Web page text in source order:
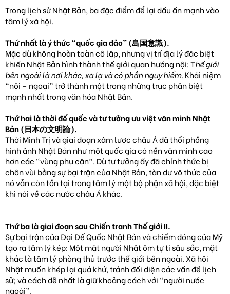
Trong lịch sử Nhật Bản, ba đặc điểm để lại dấu ấn mạnh vào
tâm lý xã hội.
Thứ nhất là ý thức “quốc gia đảo” (島国意識).
Mặc dù không hoàn toàn cô lập, nhưng vị trí địa lý đặc biệt
khiến Nhật Bản hình thành thế giới quan hướng nội: Thế giới
bên ngoài là nơi khác, xa lạ và có phần nguy hiểm. Khái niệm
“nội – ngoại” trở thành một trong những trục phân biệt
mạnh nhất trong văn hóa Nhật Bản.
Thứ hai là thời đế quốc và tư tưởng ưu việt văn minh Nhật
Bản (日本の文明論).
Thời Minh Trị và giai đoạn xâm lược châu Á đã thổi phồng
hình ảnh Nhật Bản như một quốc gia có nền văn minh cao
hơn các “vùng phụ cận”. Dù tư tưởng ấy đã chính thức bị
chôn vùi bằng sự bại trận của Nhật Bản, tàn dư vô thức của
nó vẫn còn tồn tại trong tâm lý một bộ phận xã hội, đặc biệt
khi nói về các nước châu Á khác.
Thứ ba là giai đoạn sau Chiến tranh Thế giới II.
Sự bại trận của Đại Đế Quốc Nhật Bản và chiếm đóng của Mỹ
tạo ra tâm lý kép: Một mặt người Nhật ôm tự ti sâu sắc, mặt
khác là tâm lý phòng thủ trước thế giới bên ngoài. Xã hội
Nhật muốn khép lại quá khứ, tránh đối diện các vấn đề lịch
sử; và cách dễ nhất là giữ khoảng cách với “người nước
ngoài”.